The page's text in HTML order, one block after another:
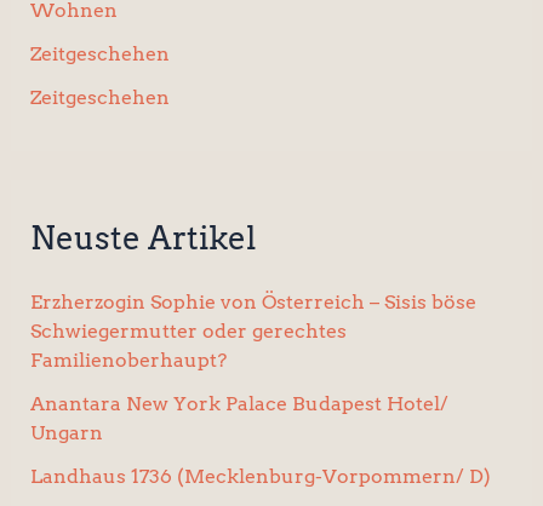
Wohnen
Zeitgeschehen
Zeitgeschehen
Neuste Artikel
Erzherzogin Sophie von Österreich – Sisis böse
Schwiegermutter oder gerechtes
Familienoberhaupt?
Anantara New York Palace Budapest Hotel/
Ungarn
Landhaus 1736 (Mecklenburg-Vorpommern/ D)